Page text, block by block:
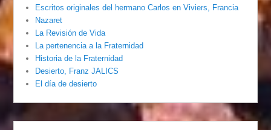
Escritos originales del hermano Carlos en Viviers, Francia
Nazaret
La Revisión de Vida
La pertenencia a la Fraternidad
Historia de la Fraternidad
Desierto, Franz JALICS
El día de desierto